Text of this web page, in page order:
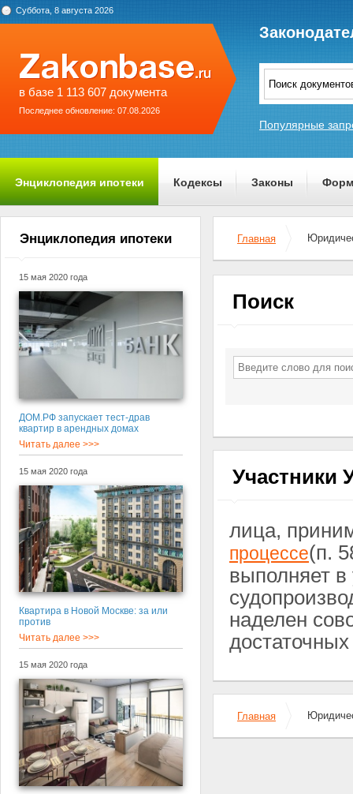
Суббота, 8 августа 2026
в базе 1 113 607 документа
Последнее обновление: 07.08.2026
Популярные
Энциклопедия ипотеки Кодексы Законы
О проекте
Энциклопедия ипотеки
15 мая 2020 года
ДОМ.РФ запускает тест-драв
квартир в арендных домах
Читать далее >>>
15 мая 2020 года
Квартира в Новой Москве: за или
против
Читать далее >>>
15 мая 2020 года
Главная
Поиск
Участники
лица,
процессе(п.
выполняет в
наделен
Главная